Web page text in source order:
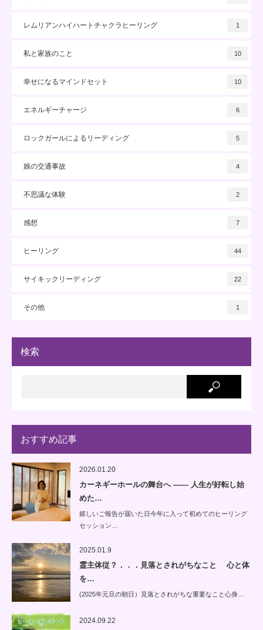
レムリアンハイハートチャクラヒーリング 1
私と家族のこと 10
幸せになるマインドセット 10
エネルギーチャージ 6
ロックガールによるリーディング 5
娘の交通事故 4
不思議な体験 2
感想 7
ヒーリング 44
サイキックリーディング 22
その他 1
検索
おすすめ記事
2026.01.20
カーネギーホールの舞台へ —— 人生が好転し始
めた…
嬉しいご報告が届いた日今年に入って初めてのヒーリング
セッション…
2025.01.9
霊主体従？．．．見落とされがちなこと 心と体
を…
(2025年元旦の朝日）見落とされがちな重要なこと心身…
2024.09.22